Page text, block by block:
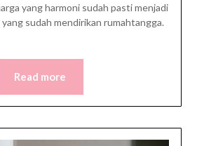
yang harmoni sudah pasti menjadi
sudah mendirikan rumahtangga.
Read more